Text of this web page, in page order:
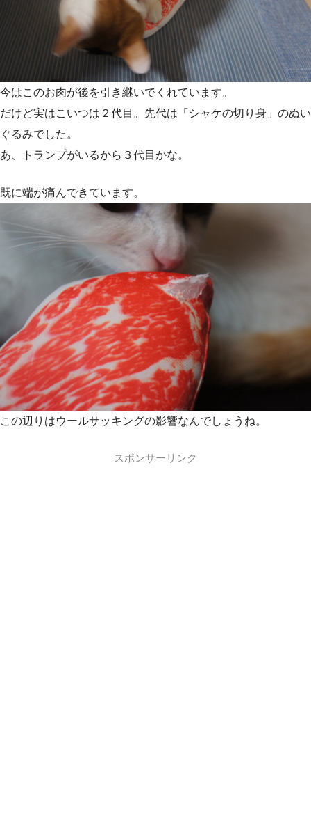
今はこのお肉が後を引き継いでくれています。
だけど実はこいつは２代目。先代は「シャケの切り身」のぬい
ぐるみでした。
あ、トランプがいるから３代目かな。
既に端が痛んできています。
この辺りはウールサッキングの影響なんでしょうね。
スポンサーリンク